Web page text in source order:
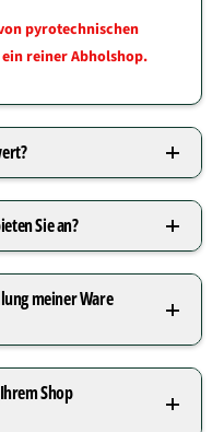
pyrotechnischen
ein reiner Abholshop.
Sie an?
meiner Ware
Shop